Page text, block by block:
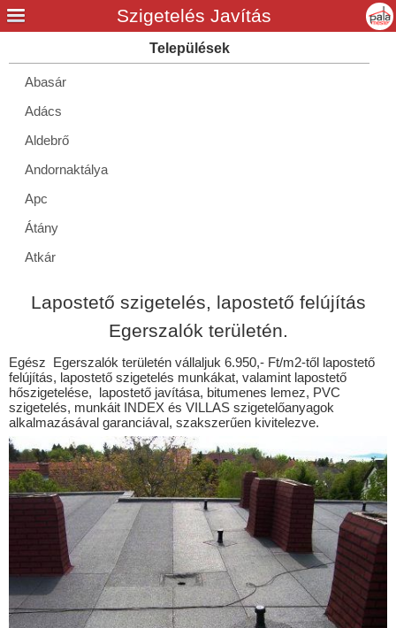
Abasár
Adács
Aldebrő
Andornaktálya
Apc
Átány
Atkár
Bátor
Bélapátfalva
Besenyőtelek
Bocfölde
Bödeháza
Bogyiszló
Bükkszenterzsébet
Bükkszentkereszt
Bükkzsérc
Csány
Lapostető szigetelés, lapostető felújítás
Egerszalók területén.
Egész Egerszalók területén vállaljuk 6.950,- Ft/m2-től lapostető
felújítás, lapostető szigetelés munkákat, valamint lapostető
hőszigetelése, lapostető javítása, bitumenes lemez, PVC
szigetelés, munkáit INDEX és VILLAS szigetelőanyagok
alkalmazásával garanciával, szakszerűen kivitelezve.